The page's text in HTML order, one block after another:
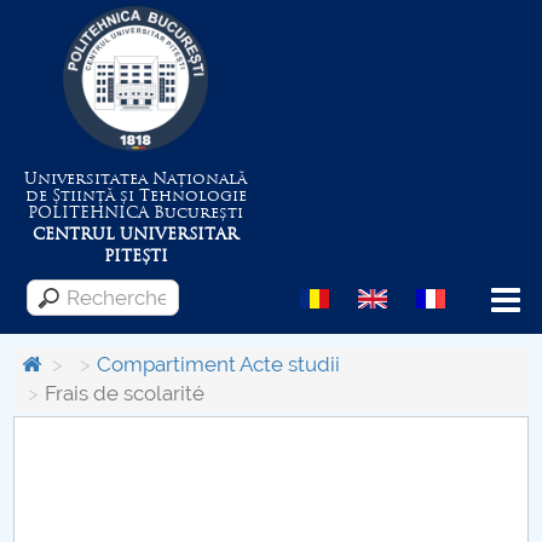
Universitatea Națională
de Știință și Tehnologie
POLITEHNICABucurești
CENTRUL UNIVERSITAR
PITEȘTI
Menu
Despre Universitate
Compartiment Acte studii
Frais de scolarité